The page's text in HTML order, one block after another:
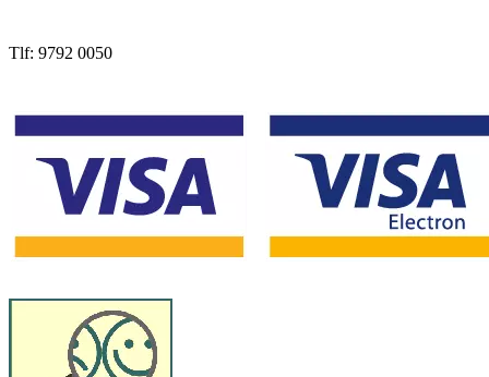
Tlf: 9792 0050